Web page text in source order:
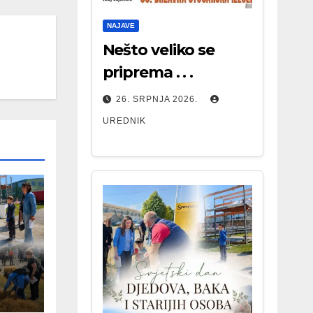
NAJAVE
Nešto veliko se
priprema . . .
26. SRPNJA 2026.
UREDNIK